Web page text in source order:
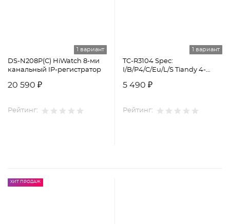
1 вариант
DS-N208P(C) HiWatch 8-ми
канальный IP-регистратор
20 590 ₽
Рейтинг:
1 вариант
TC-R3104 Spec:
I/B/P4/C/Eu/L/S Tiandy 4-
видеорегистратор
5 490 ₽
Рейтинг:
ХИТ ПРОДАЖ